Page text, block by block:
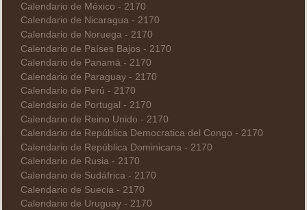
Calendario de México - 2170
Calendario de Nicaragua - 2170
Calendario de Noruega - 2170
Calendario de Países Bajos - 2170
Calendario de Panamá - 2170
Calendario de Paraguay - 2170
Calendario de Perú - 2170
Calendario de Portugal - 2170
Calendario de Reino Unido - 2170
Calendario de República Democratica del Congo - 2170
Calendario de República Dominicana - 2170
Calendario de Rusia - 2170
Calendario de Sudáfrica - 2170
Calendario de Suecia - 2170
Calendario de Uruguay - 2170